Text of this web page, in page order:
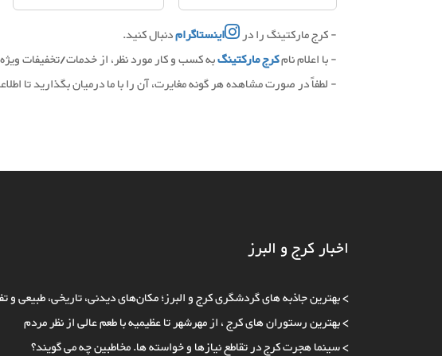
- کرج مارکتینگ را در اینستاگرامدنبال کنید.
- با اعلام نامکرج مارکتینگبه کسب و کار مورد نظر، از خدمات/تخفیفات
- لطفاً در صورت مشاهده هر گونه مغایرت، آن را با ما درمیان بگذارید تا
اخبار کرج و البرز
>بهترین جاذبه‌ های گردشگری کرج و البرز؛ مکان‌های دیدنی، تاریخی، طبیعی و
>بهترین رستوران های کرج ، از مهرشهر تا عظیمیه با طعم عالی از نظر مردم
>سینما هجرت کرج در تقاطع نیازها و خواسته ها. مخاطبین چه می گویند؟